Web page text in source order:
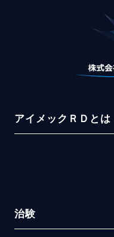
アイメックＲＤとは
治験